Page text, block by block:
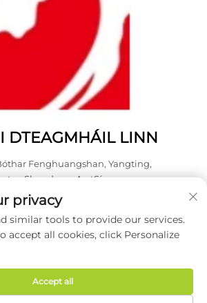
DTEAGMHÁIL LINN
Fenghuangshan, Yangting,
Shandong, An tSín.
protected]
Weihai Haodong Packing Co., Ltd. Gach
-Beartas Príobháideachta
privacy
similar tools to provide our services.
accept all cookies, click Personalize
Accept all